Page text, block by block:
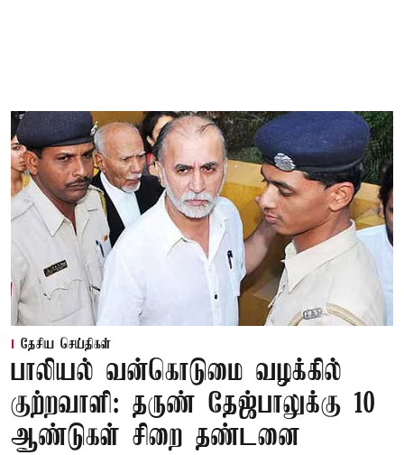
தேசிய செய்திகள்
பாலியல் வன்கொடுமை வழக்கில்
குற்றவாளி: தருண் தேஜ்பாலுக்கு 10
ஆண்டுகள் சிறை தண்டனை